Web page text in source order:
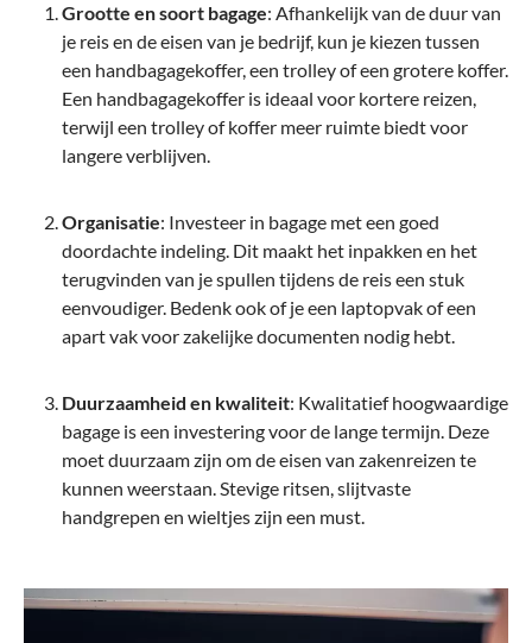
Grootte en soort bagage: Afhankelijk van de duur van
je reis en de eisen van je bedrijf, kun je kiezen tussen
een handbagagekoffer, een trolley of een grotere koffer.
Een handbagagekoffer is ideaal voor kortere reizen,
terwijl een trolley of koffer meer ruimte biedt voor
langere verblijven.
Organisatie: Investeer in bagage met een goed
doordachte indeling. Dit maakt het inpakken en het
terugvinden van je spullen tijdens de reis een stuk
eenvoudiger. Bedenk ook of je een laptopvak of een
apart vak voor zakelijke documenten nodig hebt.
Duurzaamheid en kwaliteit: Kwalitatief hoogwaardige
bagage is een investering voor de lange termijn. Deze
moet duurzaam zijn om de eisen van zakenreizen te
kunnen weerstaan. Stevige ritsen, slijtvaste
handgrepen en wieltjes zijn een must.